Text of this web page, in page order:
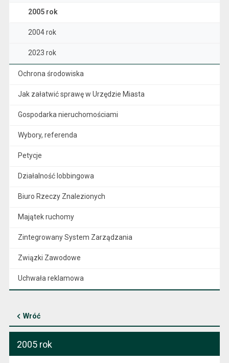
2005 rok
2004 rok
2023 rok
Ochrona środowiska
Jak załatwić sprawę w Urzędzie Miasta
Gospodarka nieruchomościami
Wybory, referenda
Petycje
Działalność lobbingowa
Biuro Rzeczy Znalezionych
Majątek ruchomy
Zintegrowany System Zarządzania
Związki Zawodowe
Uchwała reklamowa
Wróć
2005 rok